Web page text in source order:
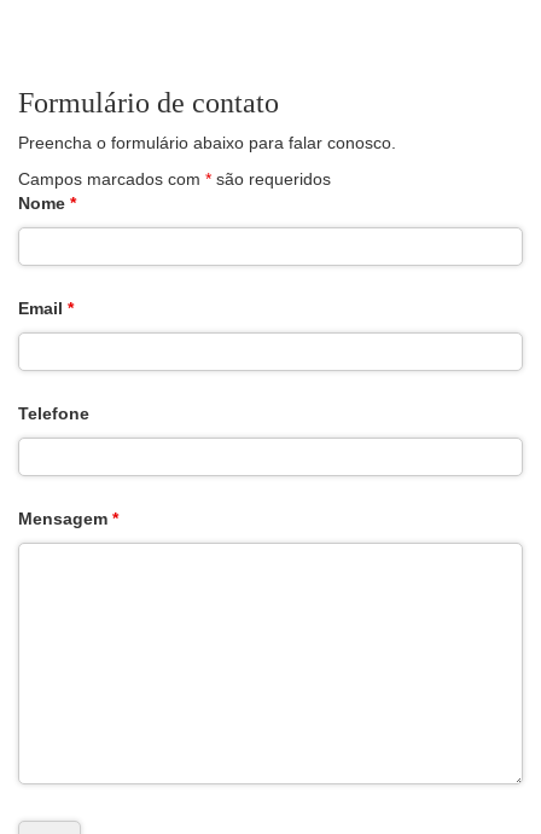
Formulário de contato
Preencha o formulário abaixo para falar conosco.
Campos marcados com * são requeridos
Nome *
Email *
Telefone
Mensagem *